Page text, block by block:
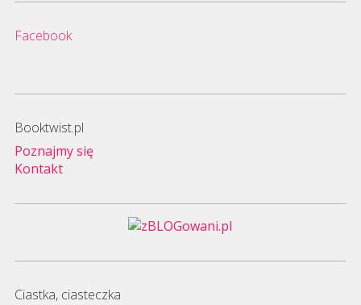
Facebook
Booktwist.pl
Poznajmy się
Kontakt
Ciastka, ciasteczka